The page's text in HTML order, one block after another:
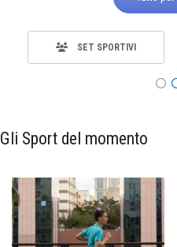
SET SPORTIVI
Gli Sport del momento